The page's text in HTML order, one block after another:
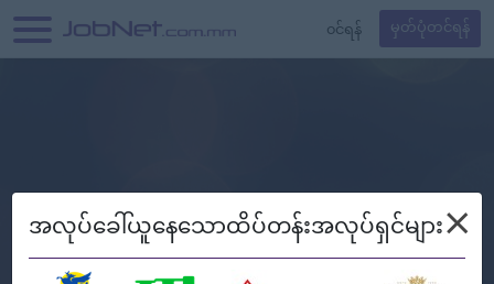
၀င်ရန် မှတ်ပုံတင်ရန်
အလုပ်ခေါ်ယူနေသောထိပ်တန်းအလုပ်ရှင်များ×